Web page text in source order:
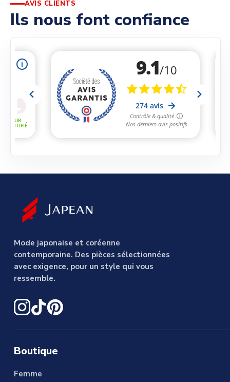
AVIS CLIENTS
Ils nous font confiance
Mode japonaise et coréenne
contemporaine. Des pièces sélectionnées
avec exigence, pour un style qui vous
ressemble.
Boutique
Femme